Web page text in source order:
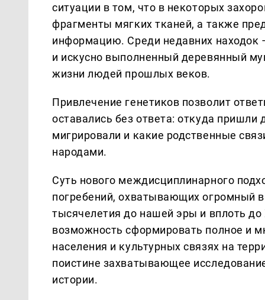
ситуации в том, что в некоторых
фрагменты мягких тканей, а также
информацию. Среди недавних находок
и искусно выполненный деревянный
жизни людей прошлых веков.
Привлечение генетиков позволит
оставались без ответа: откуда
мигрировали и какие родственные
народами.
Суть нового междисциплинарного
погребений, охватывающих огромный
тысячелетия до нашей эры и вплоть
возможность сформировать полное и
населения и культурных связях на
поистине захватывающее
истории.